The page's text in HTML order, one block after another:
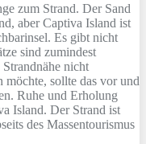
zum Strand. Der Sand
aber Captiva Island ist
Es gibt nicht
sind zumindest
nicht
möchte, sollte das vor und
Ruhe und Erholung
Island. Der Strand ist
des Massentourismus